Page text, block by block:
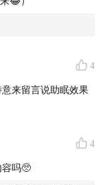
身衣物品牌
现女性自然真实
4
来留言说助眠效果
4
吗🥺